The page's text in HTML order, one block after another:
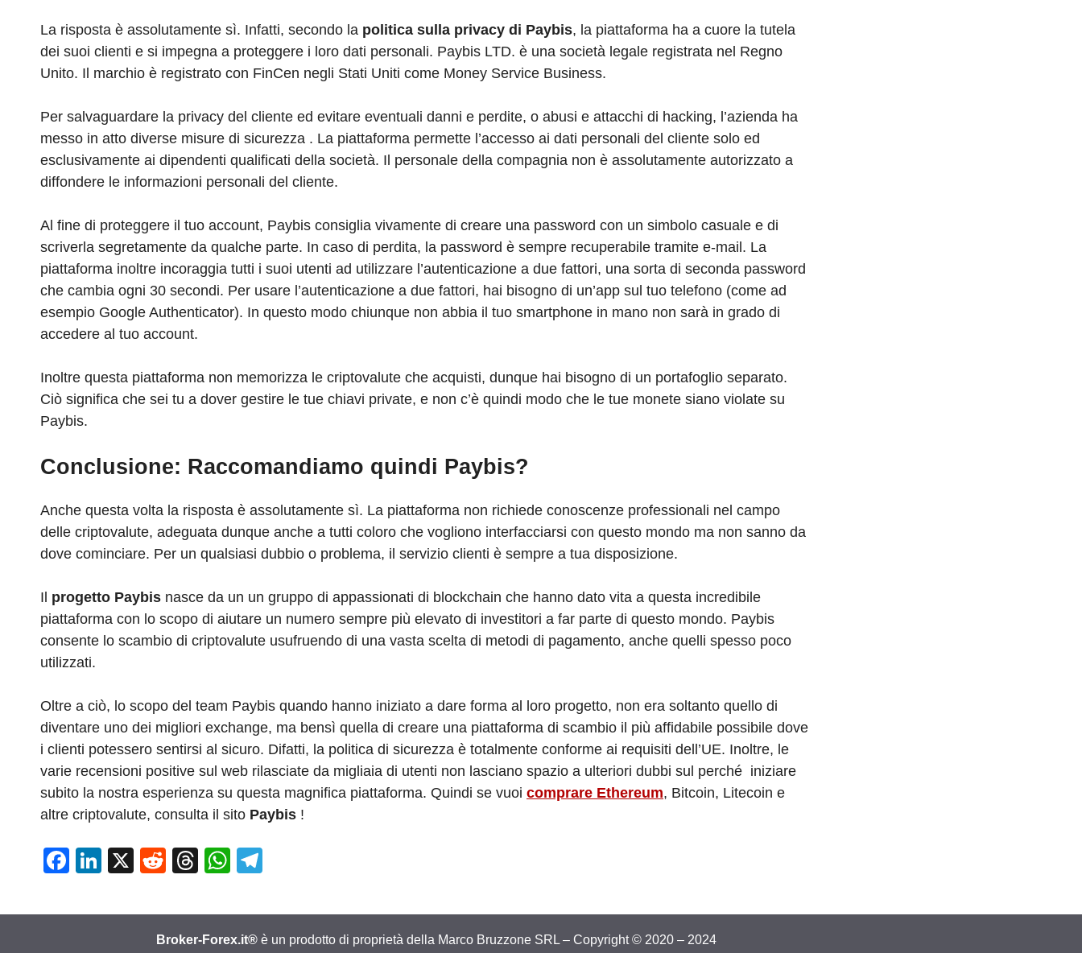
La risposta è assolutamente sì. Infatti, secondo la politica sulla privacy di Paybis, la piattaforma ha a cuore la tutela
dei suoi clienti e si impegna a proteggere i loro dati personali. Paybis LTD. è una società legale registrata nel Regno
Unito. Il marchio è registrato con FinCen negli Stati Uniti come Money Service Business.
Per salvaguardare la privacy del cliente ed evitare eventuali danni e perdite, o abusi e attacchi di hacking, l’azienda ha
messo in atto diverse misure di sicurezza . La piattaforma permette l’accesso ai dati personali del cliente solo ed
esclusivamente ai dipendenti qualificati della società. Il personale della compagnia non è assolutamente autorizzato a
diffondere le informazioni personali del cliente.
Al fine di proteggere il tuo account, Paybis consiglia vivamente di creare una password con un simbolo casuale e di
scriverla segretamente da qualche parte. In caso di perdita, la password è sempre recuperabile tramite e-mail. La
piattaforma inoltre incoraggia tutti i suoi utenti ad utilizzare l’autenticazione a due fattori, una sorta di seconda password
che cambia ogni 30 secondi. Per usare l’autenticazione a due fattori, hai bisogno di un’app sul tuo telefono (come ad
esempio Google Authenticator). In questo modo chiunque non abbia il tuo smartphone in mano non sarà in grado di
accedere al tuo account.
Inoltre questa piattaforma non memorizza le criptovalute che acquisti, dunque hai bisogno di un portafoglio separato.
Ciò significa che sei tu a dover gestire le tue chiavi private, e non c’è quindi modo che le tue monete siano violate su
Paybis.
Conclusione: Raccomandiamo quindi Paybis?
Anche questa volta la risposta è assolutamente sì. La piattaforma non richiede conoscenze professionali nel campo
delle criptovalute, adeguata dunque anche a tutti coloro che vogliono interfacciarsi con questo mondo ma non sanno da
dove cominciare. Per un qualsiasi dubbio o problema, il servizio clienti è sempre a tua disposizione.
Il progetto Paybis nasce da un un gruppo di appassionati di blockchain che hanno dato vita a questa incredibile
piattaforma con lo scopo di aiutare un numero sempre più elevato di investitori a far parte di questo mondo. Paybis
consente lo scambio di criptovalute usufruendo di una vasta scelta di metodi di pagamento, anche quelli spesso poco
utilizzati.
Oltre a ciò, lo scopo del team Paybis quando hanno iniziato a dare forma al loro progetto, non era soltanto quello di
diventare uno dei migliori exchange, ma bensì quella di creare una piattaforma di scambio il più affidabile possibile dove
i clienti potessero sentirsi al sicuro. Difatti, la politica di sicurezza è totalmente conforme ai requisiti dell’UE. Inoltre, le
varie recensioni positive sul web rilasciate da migliaia di utenti non lasciano spazio a ulteriori dubbi sul perché iniziare
subito la nostra esperienza su questa magnifica piattaforma. Quindi se vuoi comprare Ethereum, Bitcoin, Litecoin e
altre criptovalute, consulta il sito Paybis !
F
c
Li
k
X
R
d
di
T
e
a
W
at
s
e
gr
Broker-Forex.it® è un prodotto di proprietà della Marco Bruzzone SRL – Copyright © 2020 – 2024